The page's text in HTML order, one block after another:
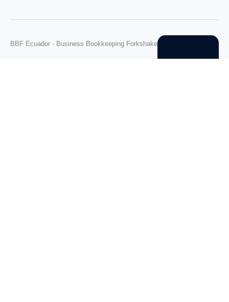
BBF Ecuador · Business Bookkeeping Forkshake